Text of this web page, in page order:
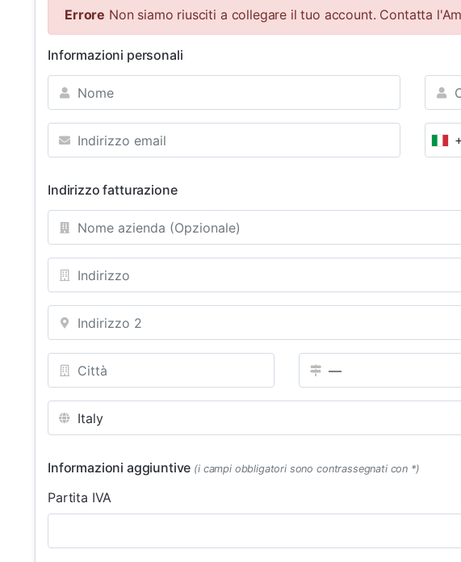
Errore Non siamo riusciti a collegare il tuo account. Contatta
Informazioni personali
Indirizzo fatturazione
Informazioni aggiuntive (i campi obbligatori sono contrassegnati con *)
Partita IVA